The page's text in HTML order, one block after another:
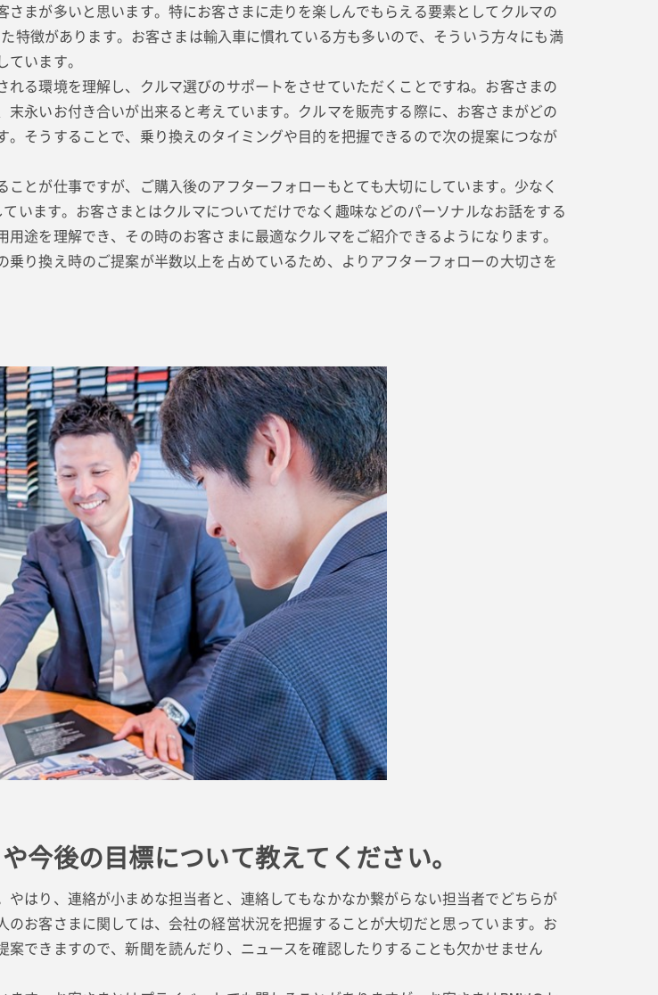
まが多いと思います。特にお客さまに走りを楽しんでもらえる要素としてクルマの
特徴があります。お客さまは輸入車に慣れている方も多いので、そういう方々にも満
います。
る環境を理解し、クルマ選びのサポートをさせていただくことですね。お客さまの
永いお付き合いが出来ると考えています。クルマを販売する際に、お客さまがどの
そうすることで、乗り換えのタイミングや目的を把握できるので次の提案につなが
とが仕事ですが、ご購入後のアフターフォローもとても大切にしています。少なく
います。お客さまとはクルマについてだけでなく趣味などのパーソナルなお話をする
途を理解でき、その時のお客さまに最適なクルマをご紹介できるようになります。
り換え時のご提案が半数以上を占めているため、よりアフターフォローの大切さを
今後の目標について教えてください。
はり、連絡が小まめな担当者と、連絡してもなかなか繋がらない担当者でどちらが
お客さまに関しては、会社の経営状況を把握することが大切だと思っています。お
できますので、新聞を読んだり、ニュースを確認したりすることも欠かせません